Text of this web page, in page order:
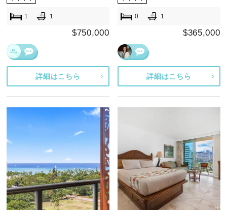
1 1
$750,000
詳細はこちら
0 1
$365,000
詳細はこちら